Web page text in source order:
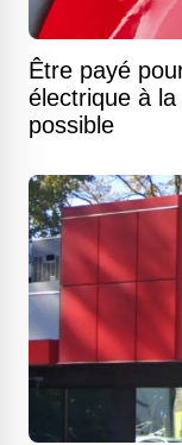
Être payé
électrique à
possible